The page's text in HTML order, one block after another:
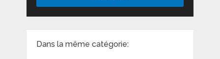
Dans la même catégorie: